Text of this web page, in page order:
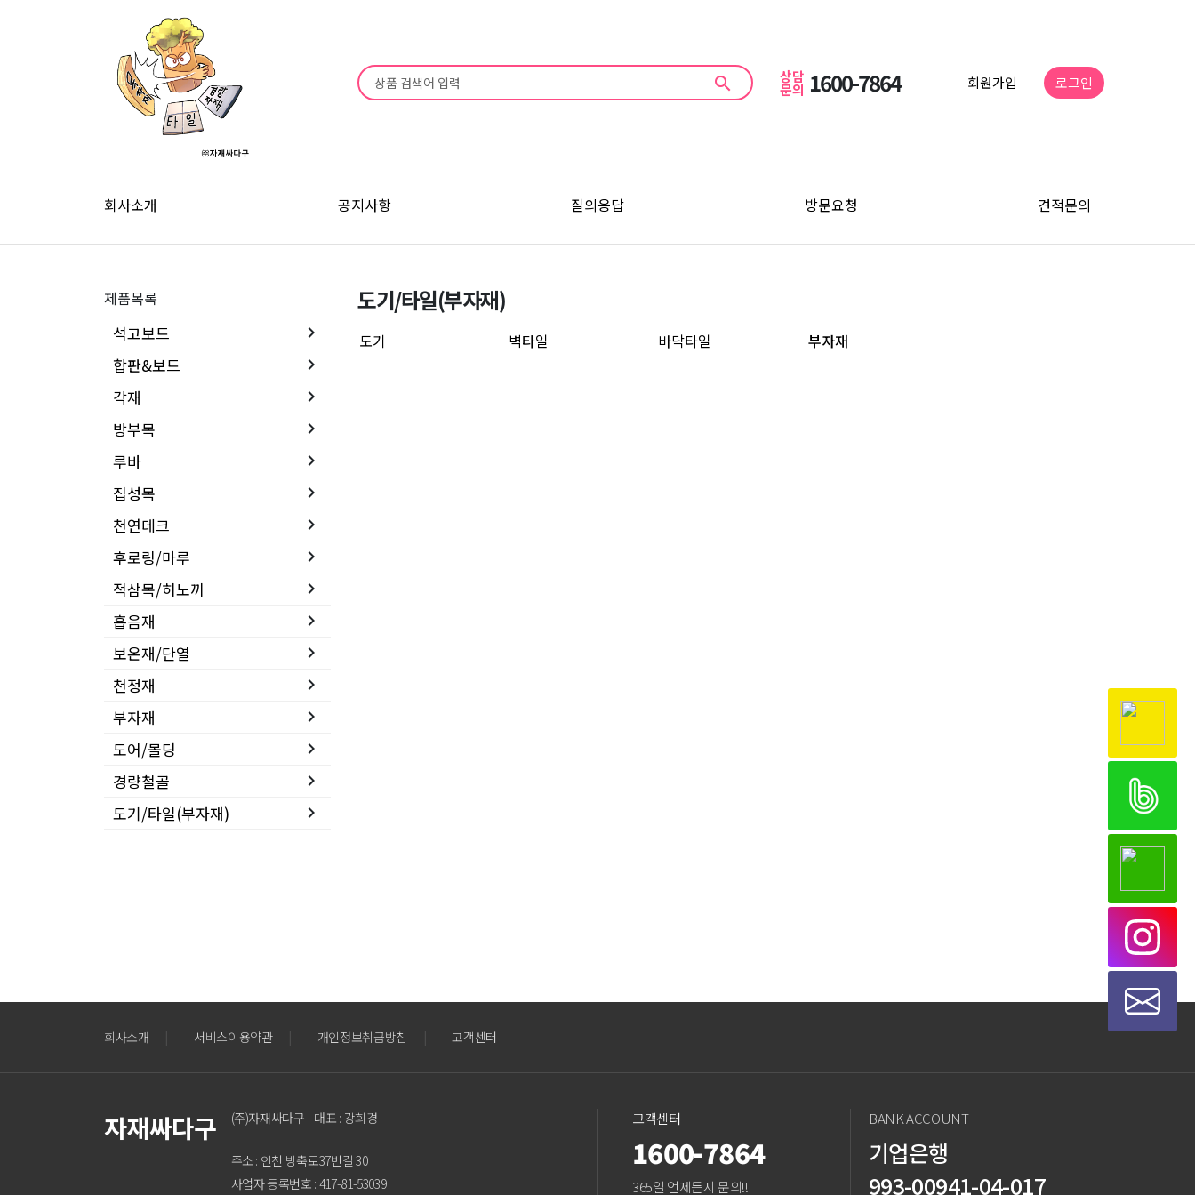
search 상담
문의 1600-7864 회원가입 로그인
회사소개 공지사항 질의응답 방문요청 견적문의
제품목록
석고보드 keyboard_arrow_right
합판&보드 keyboard_arrow_right
각재 keyboard_arrow_right
방부목 keyboard_arrow_right
루바 keyboard_arrow_right
집성목 keyboard_arrow_right
천연데크 keyboard_arrow_right
후로링/마루 keyboard_arrow_right
적삼목/히노끼 keyboard_arrow_right
흡음재 keyboard_arrow_right
보온재/단열 keyboard_arrow_right
천정재 keyboard_arrow_right
부자재 keyboard_arrow_right
도어/몰딩 keyboard_arrow_right
경량철골 keyboard_arrow_right
도기/타일(부자재) keyboard_arrow_right
도기/타일(부자재)
도기 벽타일 바닥타일 부자재
회사소개 | 서비스이용약관 | 개인정보취급방침 | 고객센터
자재싸다구 (주)자재싸다구 대표 : 강희경
주소 : 인천 방축로37번길 30
사업자 등록번호 : 417-81-53039
고객센터
1600-7864
365일 언제든지 문의!!
BANK ACCOUNT
기업은행
993-00941-04-017